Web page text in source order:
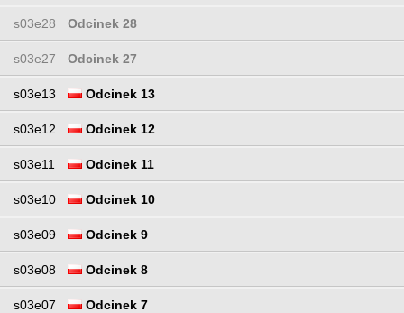
s03e28 Odcinek 28
s03e27 Odcinek 27
s03e13 Odcinek 13
s03e12 Odcinek 12
s03e11 Odcinek 11
s03e10 Odcinek 10
s03e09 Odcinek 9
s03e08 Odcinek 8
s03e07 Odcinek 7